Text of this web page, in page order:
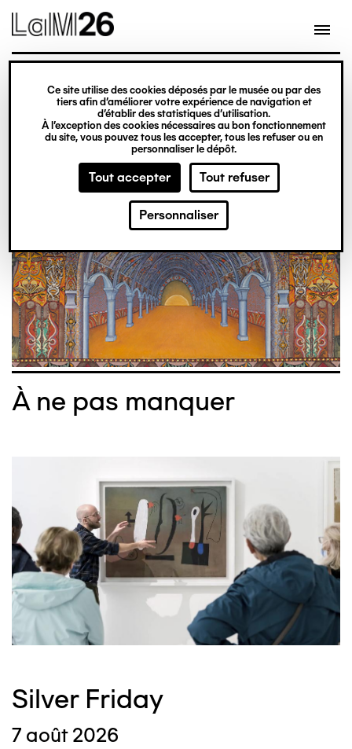
Gestion des cookies
Ce site utilise des cookies déposés par le musée ou par des
tiers afin d’améliorer votre expérience de navigation et
d’établir des statistiques d’utilisation.
À l’exception des cookies nécessaires au bon fonctionnement
du site, vous pouvez tous les accepter, tous les refuser ou en
personnaliser le dépôt.
Tout accepter Tout refuser
Personnaliser
Aller
au
contenu
principal
exposition
Du 20 février 2026
au 31 décembre 2027
Obsession
Billetterie
À ne pas manquer
Silver Friday
7 août 2026